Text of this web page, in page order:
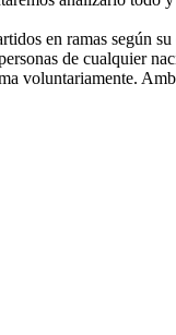
en ramas según
de cualquier
voluntariamente.